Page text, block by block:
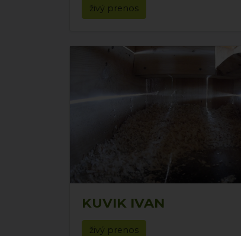
živý prenos
KUVIK IVAN
živý prenos